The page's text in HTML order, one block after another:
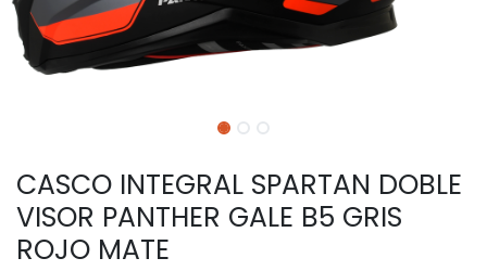
CASCO INTEGRAL SPARTAN DOBLE
VISOR PANTHER GALE B5 GRIS
ROJO MATE